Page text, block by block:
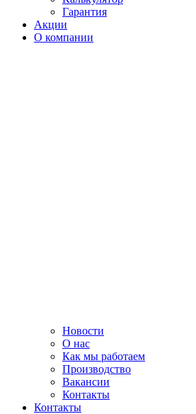
Гарантия
Акции
О компании
Новости
О нас
Как мы работаем
Производство
Вакансии
Контакты
Контакты